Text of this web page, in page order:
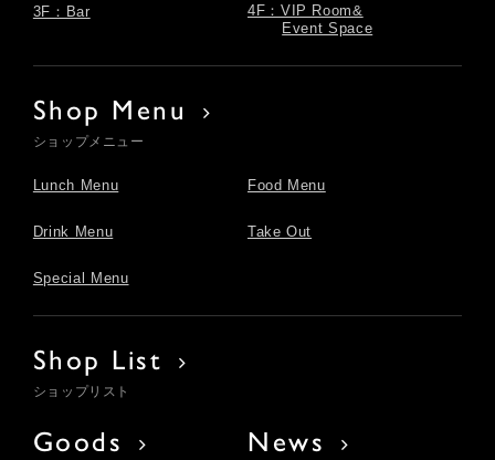
3F：Bar
4F：VIP Room&
Event Space
Shop Menu
ショップメニュー
Lunch Menu Food Menu
Drink Menu Take Out
Special Menu
Shop List
ショップリスト
Goods News